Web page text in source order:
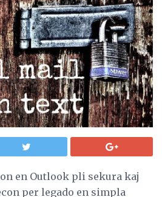
en Outlook pli sekura kaj
per legado en simpla